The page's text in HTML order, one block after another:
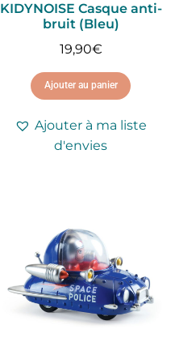
KIDYNOISE Casque anti-
bruit (Bleu)
19,90€
Ajouter au panier
Ajouter à ma liste
d'envies